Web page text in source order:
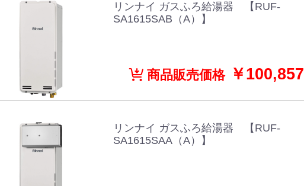
リンナイ ガスふろ給湯器 【RUF-
SA1615SAB（A）】
商品販売価格￥100,857
リンナイ ガスふろ給湯器 【RUF-
SA1615SAA（A）】